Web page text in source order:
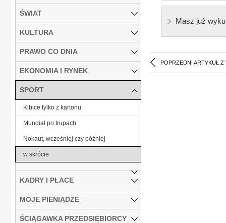
Masz już
POPRZEDNI ARTYKUŁ Z
ŚWIAT
KULTURA
PRAWO CO DNIA
EKONOMIA I RYNEK
SPORT
Kibice tylko z kartonu
Mundial po trupach
Nokaut, wcześniej czy później
w skrócie
KADRY I PŁACE
MOJE PIENIĄDZE
ŚCIĄGAWKA PRZEDSIĘBIORCY